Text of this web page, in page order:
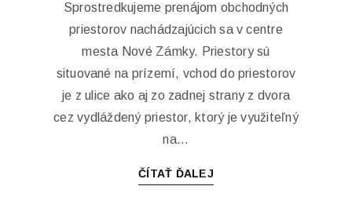
Sprostredkujeme prenájom obchodných
priestorov nachádzajúcich sa v centre
mesta Nové Zámky. Priestory sú
situované na prízemí, vchod do priestorov
je z ulice ako aj zo zadnej strany z dvora
cez vydláždený priestor, ktorý je využiteľný
na...
ČÍTAŤ ĎALEJ